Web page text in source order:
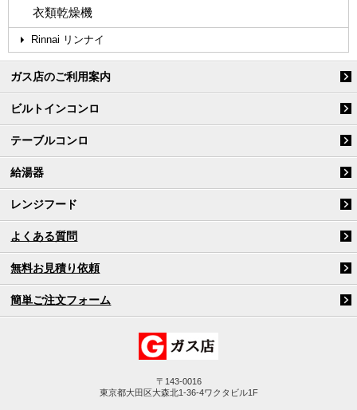
衣類乾燥機
Rinnai リンナイ
ガス店のご利用案内
ビルトインコンロ
テーブルコンロ
給湯器
レンジフード
よくある質問
無料お見積り依頼
簡単ご注文フォーム
〒143-0016
東京都大田区大森北1-36-4ワクタビル1F